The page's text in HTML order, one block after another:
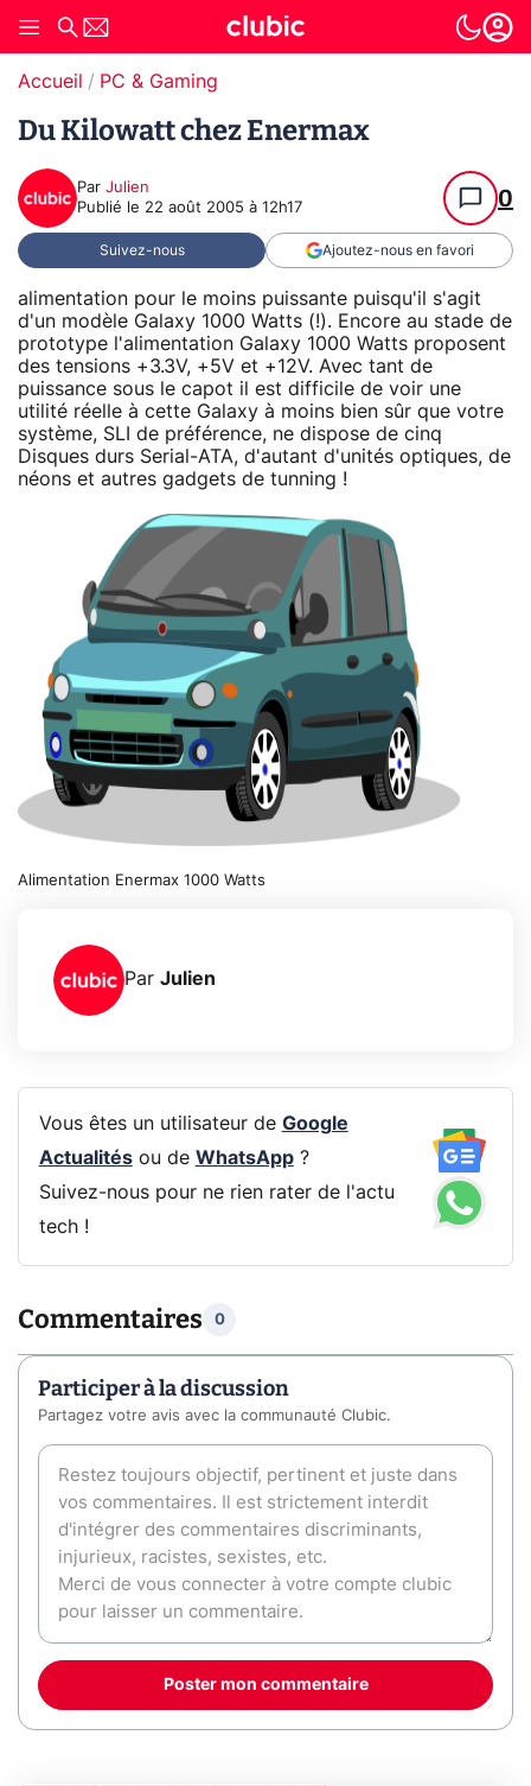
Accueil PC & Gaming
Du Kilowatt chez Enermax
Par Julien
Publié le 22 août 2005 à 12h17 0
Suivez-nous Ajoutez-nous en favori
alimentation pour le moins puissante puisqu'il s'agit
d'un modèle Galaxy 1000 Watts (!). Encore au stade de
prototype l'alimentation Galaxy 1000 Watts proposent
des tensions +3.3V, +5V et +12V. Avec tant de
puissance sous le capot il est difficile de voir une
utilité réelle à cette Galaxy à moins bien sûr que votre
système, SLI de préférence, ne dispose de cinq
Disques durs Serial-ATA, d'autant d'unités optiques, de
néons et autres gadgets de tunning !
Alimentation Enermax 1000 Watts
Par Julien
Vous êtes un utilisateur de Google
Actualitésou de WhatsApp?
Suivez-nous pour ne rien rater de l'actu
tech !
Commentaires 0
Participer à la discussion
Partagez votre avis avec la communauté Clubic.
Poster mon commentaire